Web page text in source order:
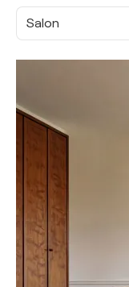
Salon